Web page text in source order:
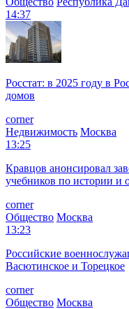
14:37
Росстат: в 2025 году в
домов
corner
Недвижимость Москва
13:25
Кравцов анонсировал
учебников по истории и
corner
Общество Москва
13:23
Российские
Васютинское и Торецкое
corner
Общество Москва